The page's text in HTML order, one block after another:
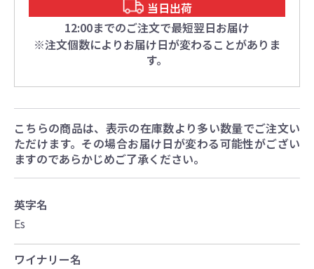
当日出荷
12:00までのご注文で最短翌日お届け
※注文個数によりお届け日が変わることがありま
す。
こちらの商品は、表示の在庫数より多い数量でご注文い
ただけます。その場合お届け日が変わる可能性がござい
ますのであらかじめご了承ください。
英字名
Es
ワイナリー名